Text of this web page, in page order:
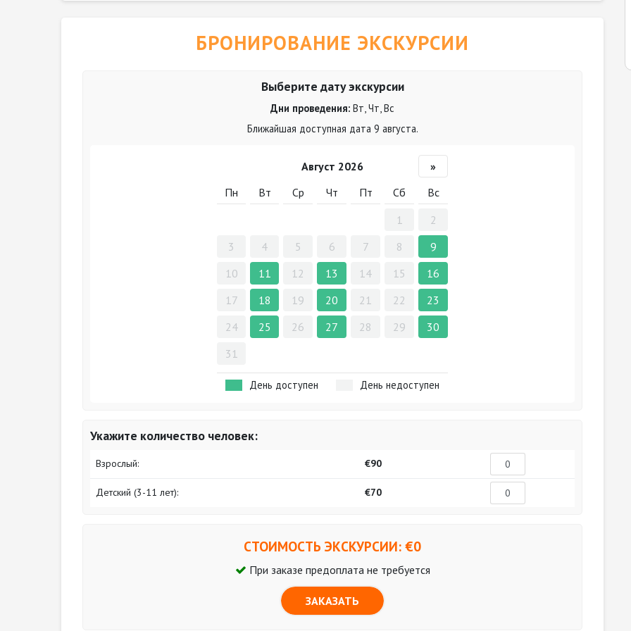
БРОНИРОВАНИЕ ЭКСКУРСИИ
Выберите дату экскурсии
Дни проведения: Вт, Чт, Вс
Ближайшая доступная дата 9 августа.
Август 2026
»
Пн
Вт Ср Чт Пт Сб
Вс
1
2
3
4 5 6 7 8
9
10
11 12 13 14 15
16
17
18 19 20 21 22
23
24
25 26 27 28 29
30
31
День доступен День недоступен
Укажите количество человек:
Взрослый: €90
Детский (3-11 лет): €70
СТОИМОСТЬ ЭКСКУРСИИ: €0
При заказе предоплата не требуется
ЗАКАЗАТЬ